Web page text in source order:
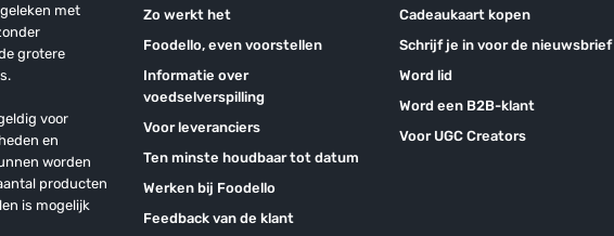
met
grotere
voor
en
worden
producten
is mogelijk
Zo werkt het
Foodello, even voorstellen
Informatie over
voedselverspilling
Voor leveranciers
Ten minste houdbaar tot datum
Werken bij Foodello
Feedback van de klant
Cadeaukaart kopen
Schrijf je in voor de nieuwsbrief
Word lid
Word een B2B-klant
Voor UGC Creators